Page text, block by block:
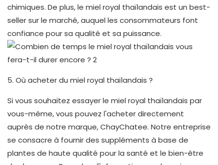
chimiques. De plus, le miel royal thaïlandais est un best-
seller sur le marché, auquel les consommateurs font
confiance pour sa qualité et sa puissance.
5. Où acheter du miel royal thaïlandais ?
Si vous souhaitez essayer le miel royal thaïlandais par
vous-même, vous pouvez l'acheter directement
auprès de notre marque, ChayChatee. Notre entreprise
se consacre à fournir des suppléments à base de
plantes de haute qualité pour la santé et le bien-être